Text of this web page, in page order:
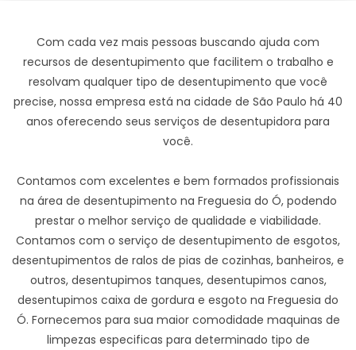
Com cada vez mais pessoas buscando ajuda com
recursos de desentupimento que facilitem o trabalho e
resolvam qualquer tipo de desentupimento que você
precise, nossa empresa está na cidade de São Paulo há 40
anos oferecendo seus serviços de desentupidora para
você.
Contamos com excelentes e bem formados profissionais
na área de desentupimento na Freguesia do Ó, podendo
prestar o melhor serviço de qualidade e viabilidade.
Contamos com o serviço de desentupimento de esgotos,
desentupimentos de ralos de pias de cozinhas, banheiros, e
outros, desentupimos tanques, desentupimos canos,
desentupimos caixa de gordura e esgoto na Freguesia do
Ó. Fornecemos para sua maior comodidade maquinas de
limpezas especificas para determinado tipo de